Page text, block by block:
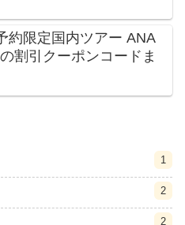
約限定国内ツアー ANA
割引クーポンコードま
1
2
2